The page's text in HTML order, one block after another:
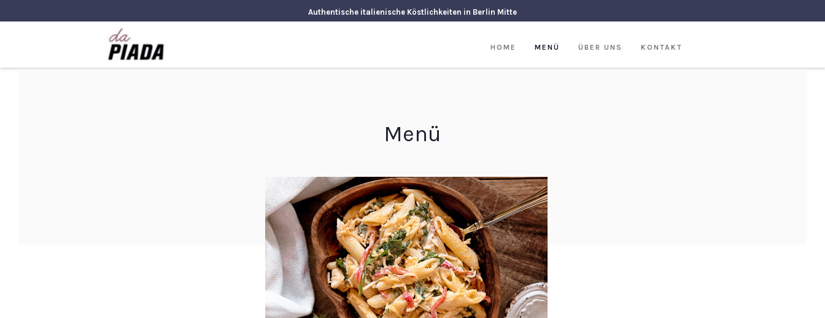
Authentische italienische Köstlichkeiten in Berlin Mitte
HOME MENÜ ÜBER UNS KONTAKT
Menü